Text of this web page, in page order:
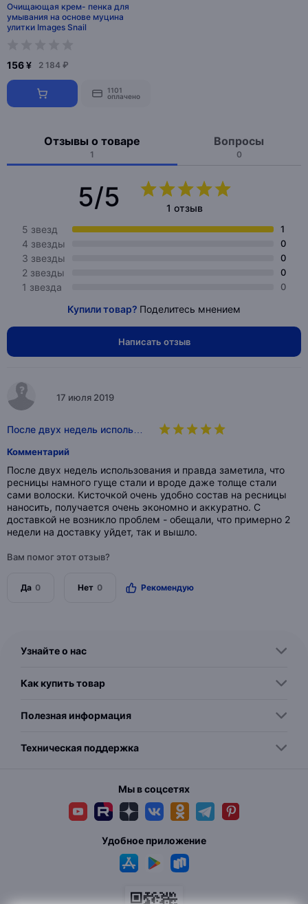
Очищающая крем- пенка для
умывания на основе муцина
улитки Images Snail
156 ¥ 2 184 ₽
1101
оплачено
Отзывы о товаре
1
Вопросы
0
5/5
1 отзыв
5 звезд
1
4 звезды 0
3 звезды 0
2 звезды 0
1 звезда 0
Купили товар? Поделитесь мнением
Написать отзыв
17 июля 2019
После двух недель исполь…
Комментарий
После двух недель использования и правда заметила, что
ресницы намного гуще стали и вроде даже толще стали
сами волоски. Кисточкой очень удобно состав на ресницы
наносить, получается очень экономно и аккуратно. С
доставкой не возникло проблем - обещали, что примерно 2
недели на доставку уйдет, так и вышло.
Вам помог этот отзыв?
Да 0 Нет 0 Рекомендую
Узнайте о нас
Как купить товар
Полезная информация
Техническая поддержка
Мы в соцсетях
Удобное приложение